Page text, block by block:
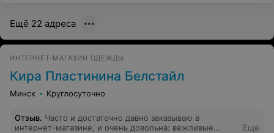
Ещё 22 адреса
ИНТЕРНЕТ-МАГАЗИН ОДЕЖДЫ
Кира Пластинина Белстайл
Минск Круглосуточно
Отзыв. Часто и достаточно давно заказываю в
интернет-магазине, и очень довольна: вежливые
Еще